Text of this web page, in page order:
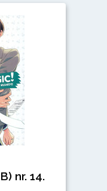
nr. 14.